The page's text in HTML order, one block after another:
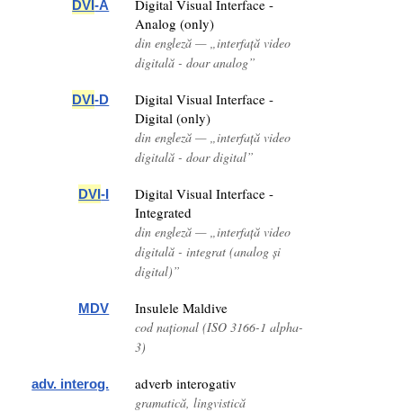
DVI-A
Digital Visual Interface -
Analog (only)
din engleză — „interfață video
digitală - doar analog”
DVI-D
Digital Visual Interface -
Digital (only)
din engleză — „interfață video
digitală - doar digital”
DVI-I
Digital Visual Interface -
Integrated
din engleză — „interfață video
digitală - integrat (analog și
digital)”
MDV Insulele Maldive
cod național (ISO 3166-1 alpha-
3)
adv. interog. adverb interogativ
gramatică, lingvistică